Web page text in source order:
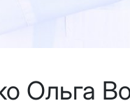
Ольга